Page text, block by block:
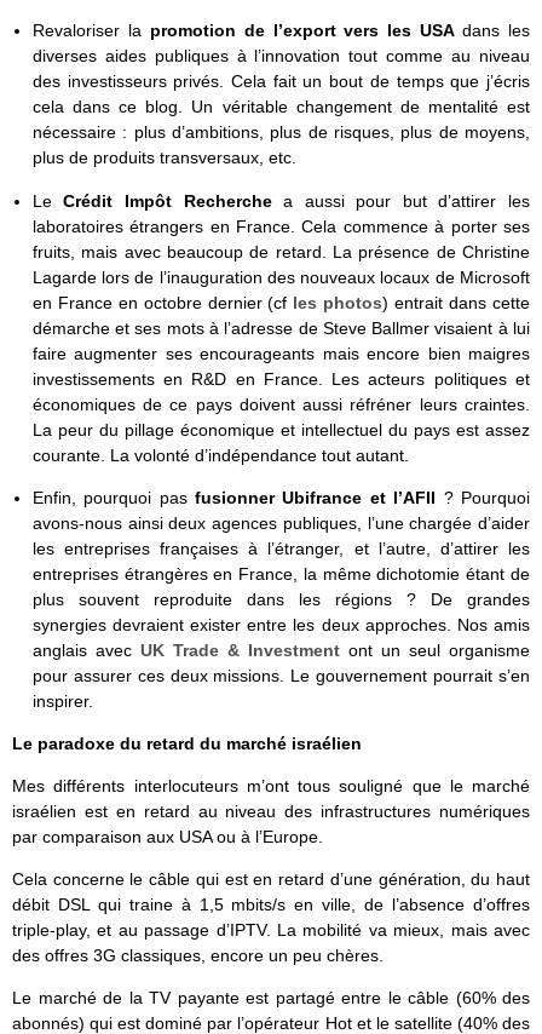
Revaloriser la promotion de l’export vers les USAdans les
diverses aides publiques à l’innovation tout comme au niveau
des investisseurs privés. Cela fait un bout de temps que j’écris
cela dans ce blog. Un véritable changement de mentalité est
nécessaire : plus d’ambitions, plus de risques, plus de moyens,
plus de produits transversaux, etc.
LeCrédit Impôt Recherchea aussi pour but d’attirer les
laboratoires étrangers en France. Cela commence à porter ses
fruits, mais avec beaucoup de retard. La présence de Christine
Lagarde lors de l’inauguration des nouveaux locaux de Microsoft
en France en octobre dernier (cf les photos) entrait dans cette
démarche et ses mots à l’adresse de Steve Ballmer visaient à lui
faire augmenter ses encourageants mais encore bien maigres
investissements en R&D en France. Les acteurs politiques et
économiques de ce pays doivent aussi réfréner leurs craintes.
La peur du pillage économique et intellectuel du pays est assez
courante. La volonté d’indépendance tout autant.
Enfin, pourquoi pasfusionner Ubifrance et l’AFII ? Pourquoi
avons-nous ainsi deux agences publiques, l’une chargée d’aider
les entreprises françaises à l’étranger, et l’autre, d’attirer les
entreprises étrangères en France, la même dichotomie étant de
plus souvent reproduite dans les régions ? De grandes
synergies devraient exister entre les deux approches. Nos amis
anglais avec UK Trade & Investmentont un seul organisme
pour assurer ces deux missions. Le gouvernement pourrait s’en
inspirer.
Le paradoxe du retard du marché israélien
Mes différents interlocuteurs m’ont tous souligné que le marché
israélien est en retard au niveau des infrastructures numériques
par comparaison aux USA ou à l’Europe.
Cela concerne le câble qui est en retard d’une génération, du haut
débit DSL qui traine à 1,5 mbits/s en ville, de l’absence d’offres
triple-play, et au passage d’IPTV. La mobilité va mieux, mais avec
des offres 3G classiques, encore un peu chères.
Le marché de la TV payante est partagé entre le câble (60% des
abonnés) qui est dominé par l’opérateur Hot et le satellite (40% des